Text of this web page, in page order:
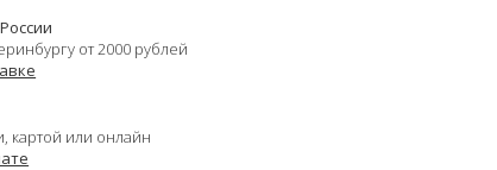
от 2000 рублей
картой или онлайн